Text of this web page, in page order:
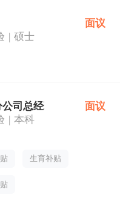
硕士
面议
司总经理助理
本科
面议
生育补贴